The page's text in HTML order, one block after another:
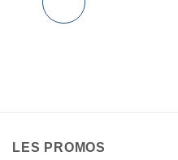
LES PROMOS